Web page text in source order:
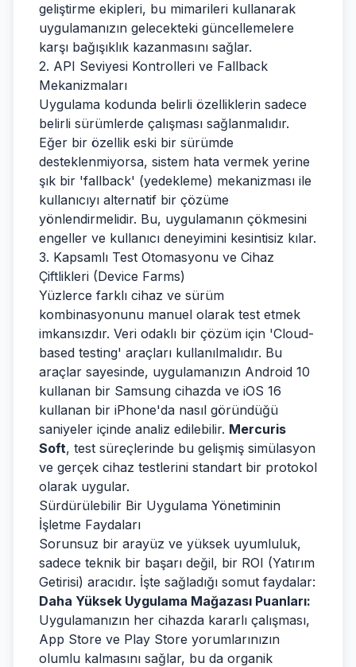
geliştirme ekipleri, bu mimarileri kullanarak
uygulamanızın gelecekteki güncellemelere
karşı bağışıklık kazanmasını sağlar.
2. API Seviyesi Kontrolleri ve Fallback
Mekanizmaları
Uygulama kodunda belirli özelliklerin sadece
belirli sürümlerde çalışması sağlanmalıdır.
Eğer bir özellik eski bir sürümde
desteklenmiyorsa, sistem hata vermek yerine
şık bir 'fallback' (yedekleme) mekanizması ile
kullanıcıyı alternatif bir çözüme
yönlendirmelidir. Bu, uygulamanın çökmesini
engeller ve kullanıcı deneyimini kesintisiz kılar.
3. Kapsamlı Test Otomasyonu ve Cihaz
Çiftlikleri (Device Farms)
Yüzlerce farklı cihaz ve sürüm
kombinasyonunu manuel olarak test etmek
imkansızdır. Veri odaklı bir çözüm için 'Cloud-
based testing' araçları kullanılmalıdır. Bu
araçlar sayesinde, uygulamanızın Android 10
kullanan bir Samsung cihazda ve iOS 16
kullanan bir iPhone'da nasıl göründüğü
saniyeler içinde analiz edilebilir. Mercuris
Soft, test süreçlerinde bu gelişmiş simülasyon
ve gerçek cihaz testlerini standart bir protokol
olarak uygular.
Sürdürülebilir Bir Uygulama Yönetiminin
İşletme Faydaları
Sorunsuz bir arayüz ve yüksek uyumluluk,
sadece teknik bir başarı değil, bir ROI (Yatırım
Getirisi) aracıdır. İşte sağladığı somut faydalar:
Daha Yüksek Uygulama Mağazası Puanları:
Uygulamanızın her cihazda kararlı çalışması,
App Store ve Play Store yorumlarınızın
olumlu kalmasını sağlar, bu da organik